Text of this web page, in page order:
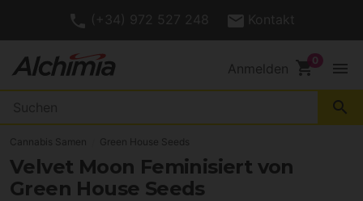
(+34) 972 527 248 Kontakt
Anmelden shopping_cart menu
search
Cannabis Samen Green House Seeds
Velvet Moon Feminisiert von
Green House Seeds